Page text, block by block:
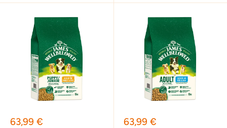
Sonderpreis
63,99 € Sonderpreis
63,99 €